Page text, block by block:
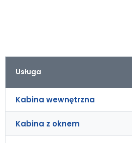
Usługa
Kabina wewnętrzna
Kabina z oknem